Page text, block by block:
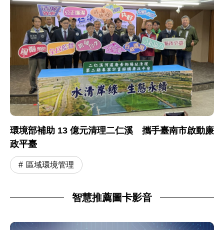
環境部補助 13 億元清理二仁溪 攜手臺南市啟動廉
政平臺
區域環境管理
智慧推薦圖卡影音